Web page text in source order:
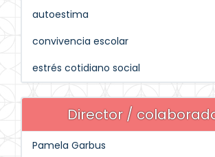
autoestima
convivencia escolar
estrés cotidiano social
Director /
Pamela Garbus